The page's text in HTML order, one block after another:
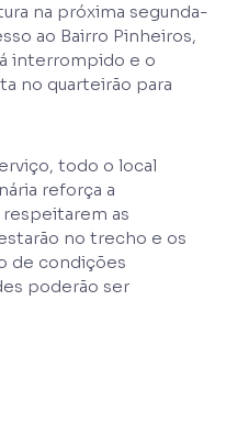
na próxima segunda-
ao Bairro Pinheiros,
interrompido e o
no quarteirão para
todo o local
reforça a
as
no trecho e os
de condições
poderão ser